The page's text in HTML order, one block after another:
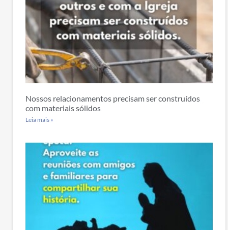
Nossos relacionamentos precisam ser construídos
com materiais sólidos
Leia mais »